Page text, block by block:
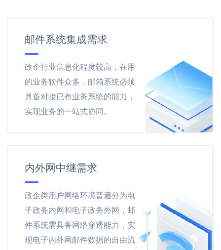
邮件系统集成需求
政企行业信息化程度较高，在用
的业务软件众多，邮箱系统必须
具备对接已有业务系统的能力，
实现业务的一站式协同。
内外网中继需求
政企类用户网络环境普遍分为电
子政务内网和电子政务外网，邮
件系统需具备网络穿透能力，实
现电子内外网邮件数据的自由流